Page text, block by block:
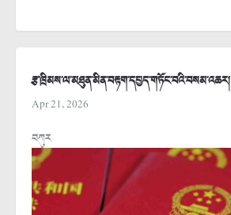
རྩ་ཁྲིམས་ལ་མཐུན་མིན་བརྟག་དཔྱད་གཏོང་བའི་བསམ་འཆར།
Apr 21, 2026
བཀུར